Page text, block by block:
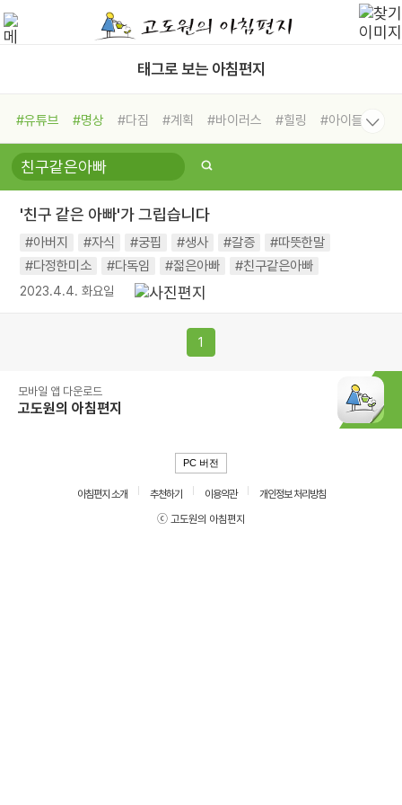
태그로 보는 아침편지
#유튜브 #명상 #다짐 #계획 #바이러스 #힐링
#아이들
#비전캠프
#독서캠프 #삶
#희망
#나눔 #친구 #링컨학교
#독서
#건강 #면역력
'친구 같은 아빠'가 그립습니다
#아버지 #자식 #궁핍 #생사 #갈증
#따뜻한말
#다정한미소
#다독임 #젊은아빠 #친구같은아빠
2023.4.4. 화요일
1
모바일 앱 다운로드
고도원의 아침편지
PC 버전
아침편지 소개 추천하기 이용약관
개인정보 처리방침
ⓒ 고도원의 아침편지